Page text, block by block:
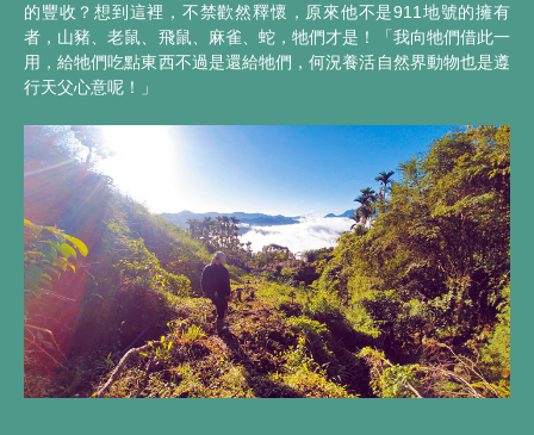
的豐收？想到這裡，不禁歡然釋懷，原來他不是911地號的擁有
者，山豬、老鼠、飛鼠、麻雀、蛇，牠們才是！「我向牠們借此一
用，給牠們吃點東西不過是還給牠們，何況養活自然界動物也是遵
行天父心意呢！」